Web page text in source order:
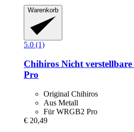
Warenkorb
5.0 (1)
Chihiros Nicht
Pro
Original Chihiros
Aus Metall
Für WRGB2 Pro
€ 20,49